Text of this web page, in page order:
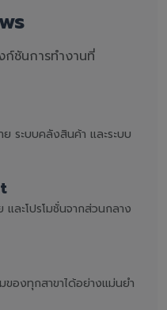
ชันการทำงานที่
ย ระบบคลังสินค้า และระบบ
และโปรโมชั่นจากส่วนกลาง
ของทุกสาขาได้อย่างแม่นยำ